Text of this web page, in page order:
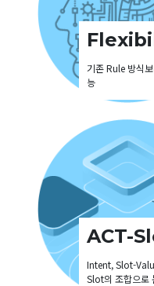
기존 Rule 방식
능
ACT-
Intent, Slot-
Slot의 조합으로